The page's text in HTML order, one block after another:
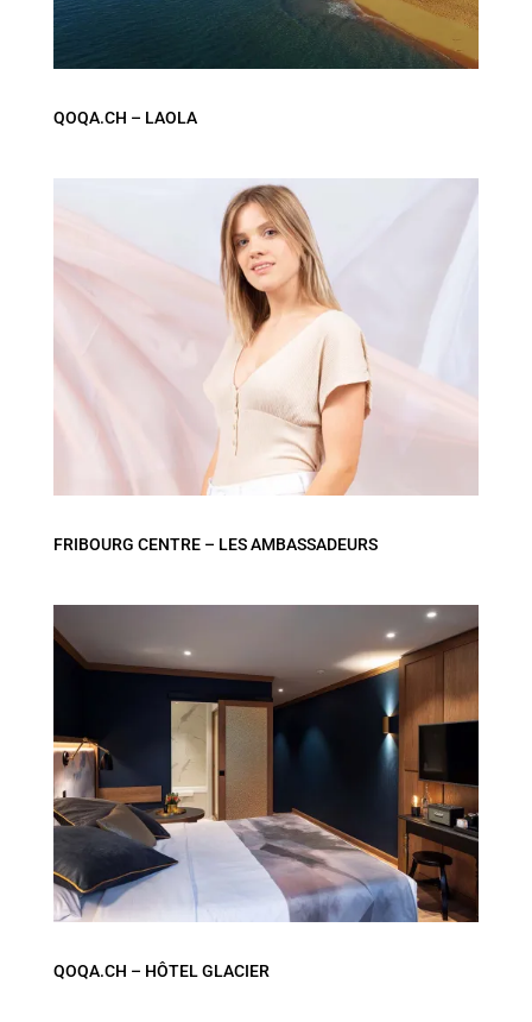
QOQA.CH – LAOLA
FRIBOURG CENTRE – LES AMBASSADEURS
QOQA.CH – HÔTEL GLACIER